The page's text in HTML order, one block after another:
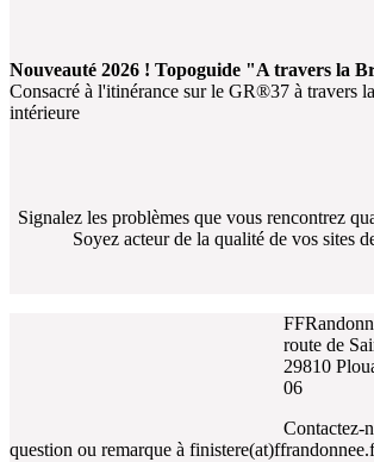
Nouveauté 2026 ! Topoguide "A travers la
Consacré à l'itinérance sur le GR®37 à travers
intérieure
Signalez les problèmes que vous rencontrez
Soyez acteur de la qualité de vos sites
route de
29810
06
Contactez-
question ou remarque à